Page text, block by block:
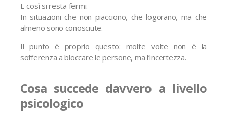
E così si resta fermi.
In situazioni che non piacciono, che logorano, ma che
almeno sono conosciute.
Il punto è proprio questo: molte volte non è la
sofferenza a bloccare le persone, ma l’incertezza.
Cosa succede davvero a livello
psicologico